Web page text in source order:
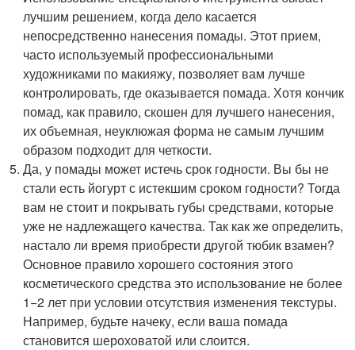
лучшим решением, когда дело касается
непосредственно нанесения помады. Этот прием,
часто используемый профессиональными
художниками по макияжу, позволяет вам лучше
контролировать, где оказывается помада. Хотя кончик
помад, как правило, скошен для лучшего нанесения,
их объемная, неуклюжая форма не самым лучшим
образом подходит для четкости.
Да, у помады может истечь срок годности. Вы бы не
стали есть йогурт с истекшим сроком годности? Тогда
вам не стоит и покрывать губы средствами, которые
уже не надлежащего качества. Так как же определить,
настало ли время приобрести другой тюбик взамен?
Основное правило хорошего состояния этого
косметического средства это использование не более
1−2 лет при условии отсутствия изменения текстуры.
Например, будьте начеку, если ваша помада
становится шероховатой или слоится.